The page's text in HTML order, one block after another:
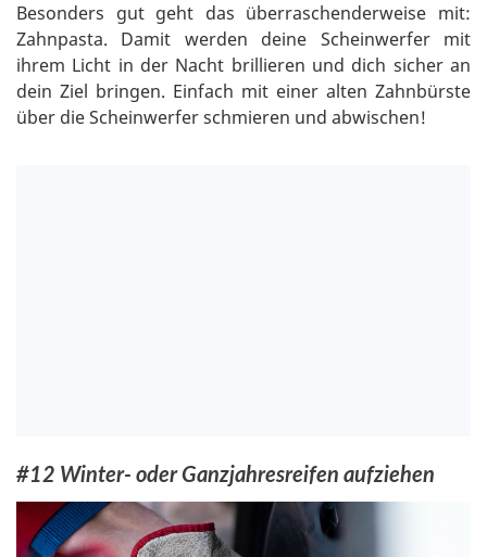
Besonders gut geht das überraschenderweise mit:
Zahnpasta. Damit werden deine Scheinwerfer mit
ihrem Licht in der Nacht brillieren und dich sicher an
dein Ziel bringen. Einfach mit einer alten Zahnbürste
über die Scheinwerfer schmieren und abwischen!
#12 Winter- oder Ganzjahresreifen aufziehen